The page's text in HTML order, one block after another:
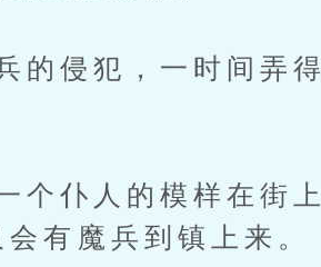
侵犯，一时间弄得
仆人的模样在街上
有魔兵到镇上来。